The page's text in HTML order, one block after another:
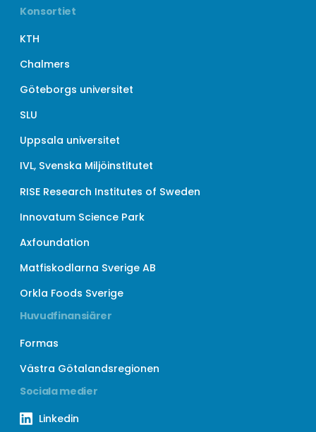
Konsortiet
KTH
Chalmers
Göteborgs universitet
SLU
Uppsala universitet
IVL, Svenska Miljöinstitutet
RISE Research Institutes of Sweden
Innovatum Science Park
Axfoundation
Matfiskodlarna Sverige AB
Orkla Foods Sverige
Huvudfinansiärer
Formas
Västra Götalandsregionen
Sociala medier
Linkedin